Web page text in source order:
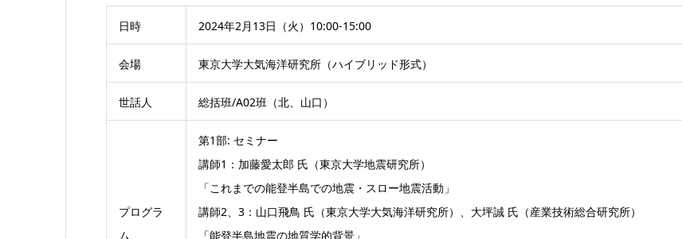
日時 2024年2月13日（火）10:00-15:00
会場 東京大学大気海洋研究所（ハイブリッド形式）
世話人 総括班/A02班（北、山口）
プログラ
ム
第1部: セミナー
講師1：加藤愛太郎 氏（東京大学地震研究所）
「これまでの能登半島での地震・スロー地震活動」
講師2、3：山口飛鳥 氏（東京大学大気海洋研究所）、大坪誠 氏（産業技術総合研究所）
「能登半島地震の地質学的背景」